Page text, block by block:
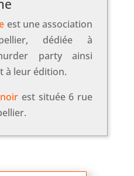
est une association
dédiée à
party ainsi
à leur édition.
est située 6 rue